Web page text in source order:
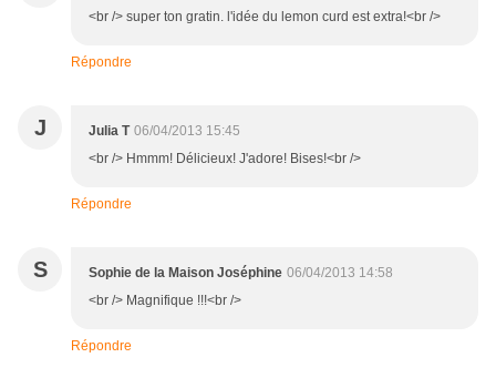
<br /> super ton gratin. l'idée du lemon curd est extra!<br />
Répondre
J Julia T 06/04/2013 15:45
<br /> Hmmm! Délicieux! J'adore! Bises!<br />
Répondre
S Sophie de la Maison Joséphine 06/04/2013 14:58
<br /> Magnifique !!!<br />
Répondre